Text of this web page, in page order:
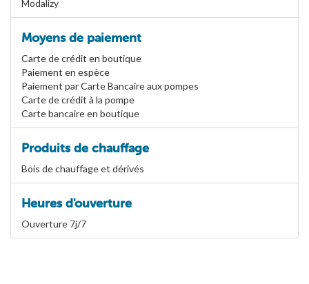
Modalizy
Moyens de paiement
Carte de crédit en boutique
Paiement en espèce
Paiement par Carte Bancaire aux pompes
Carte de crédit à la pompe
Carte bancaire en boutique
Produits de chauffage
Bois de chauffage et dérivés
Heures d'ouverture
Ouverture 7j/7